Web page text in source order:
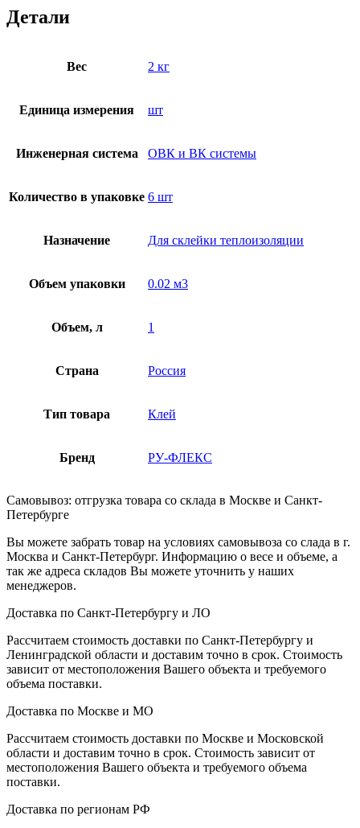
Детали
Вес 2 кг
Единица измерения шт
Инженерная система ОВК и ВК системы
Количество в упаковке 6 шт
Назначение Для склейки теплоизоляции
Объем упаковки 0.02 м3
Объем, л 1
Страна Россия
Тип товара Клей
Бренд РУ-ФЛЕКС
Самовывоз: отгрузка товара со склада в Москве и Санкт-
Петербурге
Вы можете забрать товар на условиях самовывоза со слада в г.
Москва и Санкт-Петербург. Информацию о весе и объеме, а
так же адреса складов Вы можете уточнить у наших
менеджеров.
Доставка по Санкт-Петербургу и ЛО
Рассчитаем стоимость доставки по Санкт-Петербургу и
Ленинградской области и доставим точно в срок. Стоимость
зависит от местоположения Вашего объекта и требуемого
объема поставки.
Доставка по Москве и МО
Рассчитаем стоимость доставки по Москве и Московской
области и доставим точно в срок. Стоимость зависит от
местоположения Вашего объекта и требуемого объема
поставки.
Доставка по регионам РФ